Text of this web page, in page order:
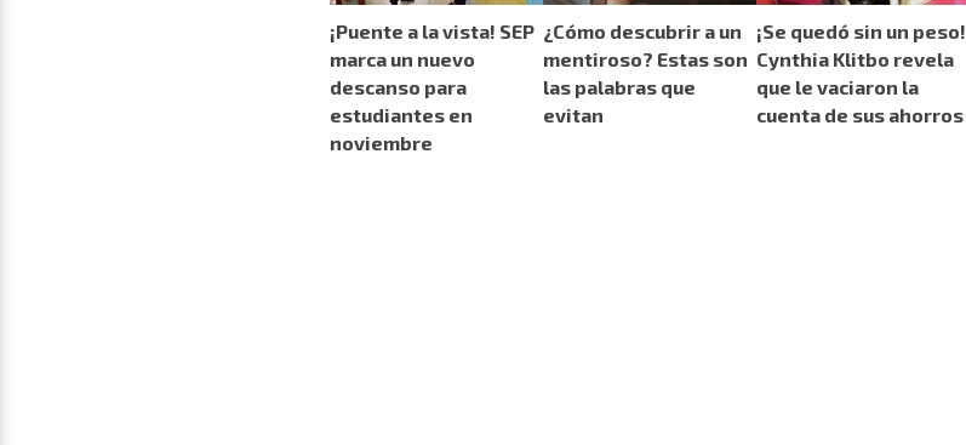
¡Puente a la vista! SEP
marca un nuevo
descanso para
estudiantes en
noviembre
¿Cómo descubrir a un
mentiroso? Estas son
las palabras que
evitan
¡Se quedó sin un peso!
Cynthia Klitbo revela
que le vaciaron la
cuenta de sus ahorros